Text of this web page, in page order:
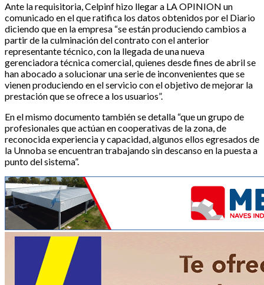
Ante la requisitoria, Celpinf hizo llegar a LA OPINION un
comunicado en el que ratifica los datos obtenidos por el Diario
diciendo que en la empresa “se están produciendo cambios a
partir de la culminación del contrato con el anterior
representante técnico, con la llegada de una nueva
gerenciadora técnica comercial, quienes desde fines de abril se
han abocado a solucionar una serie de inconvenientes que se
vienen produciendo en el servicio con el objetivo de mejorar la
prestación que se ofrece a los usuarios”.
En el mismo documento también se detalla “que un grupo de
profesionales que actúan en cooperativas de la zona, de
reconocida experiencia y capacidad, algunos ellos egresados de
la Unnoba se encuentran trabajando sin descanso en la puesta a
punto del sistema”.